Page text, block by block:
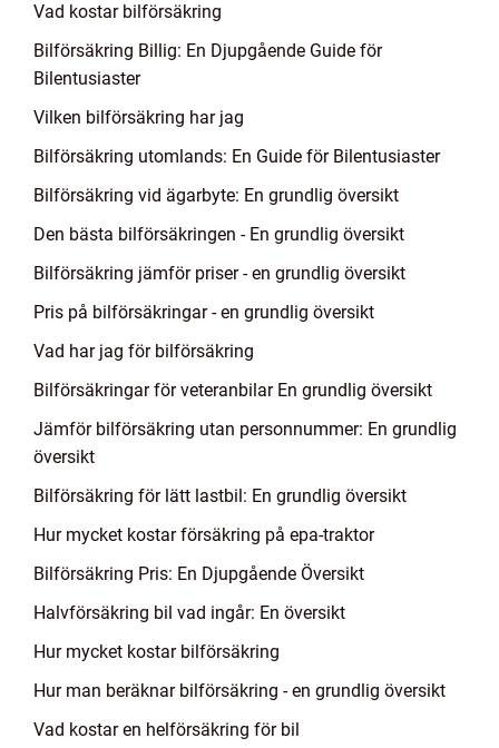
Vad kostar bilförsäkring
Bilförsäkring Billig: En Djupgående Guide för
Bilentusiaster
Vilken bilförsäkring har jag
Bilförsäkring utomlands: En Guide för Bilentusiaster
Bilförsäkring vid ägarbyte: En grundlig översikt
Den bästa bilförsäkringen - En grundlig översikt
Bilförsäkring jämför priser - en grundlig översikt
Pris på bilförsäkringar - en grundlig översikt
Vad har jag för bilförsäkring
Bilförsäkringar för veteranbilar En grundlig översikt
Jämför bilförsäkring utan personnummer: En grundlig
översikt
Bilförsäkring för lätt lastbil: En grundlig översikt
Hur mycket kostar försäkring på epa-traktor
Bilförsäkring Pris: En Djupgående Översikt
Halvförsäkring bil vad ingår: En översikt
Hur mycket kostar bilförsäkring
Hur man beräknar bilförsäkring - en grundlig översikt
Vad kostar en helförsäkring för bil